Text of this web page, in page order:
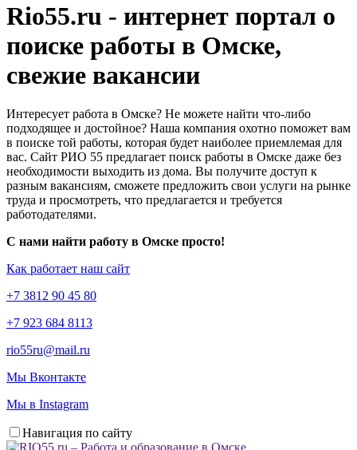
Rio55.ru - интернет портал о
поиске работы в Омске,
свежие вакансии
Интересует работа в Омске? Не можете найти что-либо
подходящее и достойное? Наша компания охотно поможет вам
в поиске той работы, которая будет наиболее приемлемая для
вас. Сайт РИО 55 предлагает поиск работы в Омске даже без
необходимости выходить из дома. Вы получите доступ к
разным вакансиям, сможете предложить свои услуги на рынке
труда и просмотреть, что предлагается и требуется
работодателями.
С нами найти работу в Омске просто!
Как работает наш сайт
+7 3812 90 45 80
+7 923 684 8113
rio55ru@mail.ru
Мы Вконтакте
Мы в Instagram
Навигация по сайту